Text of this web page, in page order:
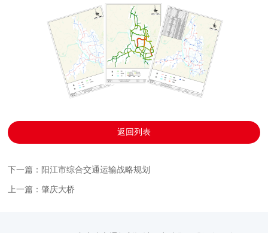
返回列表
下一篇：阳江市综合交通运输战略规划
上一篇：肇庆大桥